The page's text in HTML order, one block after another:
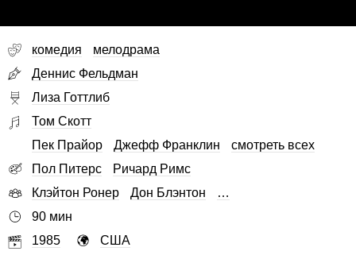
комедия
мелодрама
Деннис Фельдман
Лиза Готтлиб
Том Скотт
Пек Прайор
Джефф Франклин
смотреть всех
Пол Питерс
Ричард Римс
Клэйтон Ронер
Дон Блэнтон
…
90 мин
1985
США